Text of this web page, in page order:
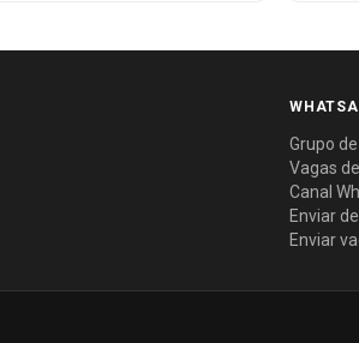
Grupo
Vagas
Canal
Enviar
Enviar